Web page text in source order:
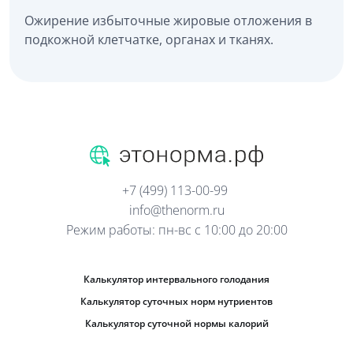
Ожирение избыточные жировые отложения в
подкожной клетчатке, органах и тканях.
+7 (499) 113-00-99
info@thenorm.ru
Режим работы: пн-вс с 10:00 до 20:00
Калькулятор интервального голодания
Калькулятор суточных норм нутриентов
Калькулятор суточной нормы калорий